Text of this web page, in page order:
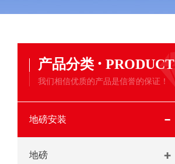
产品分类 · PRODUCT
我们相信优质的产品是信誉的保证！
地磅安装
地磅